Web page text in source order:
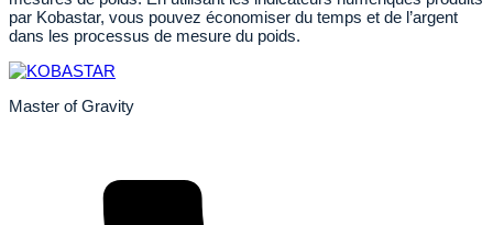
par Kobastar, vous pouvez économiser du temps et de l’argent
dans les processus de mesure du poids.
Master of Gravity